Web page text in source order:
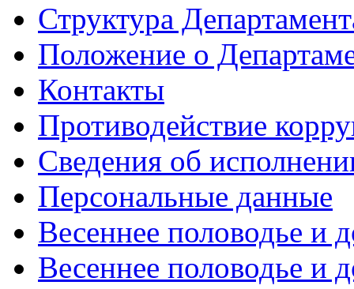
Структура
Положение о
Контакты
Противодействие
Сведения об
Персональные данные
Весеннее половодье и
Весеннее половодье и